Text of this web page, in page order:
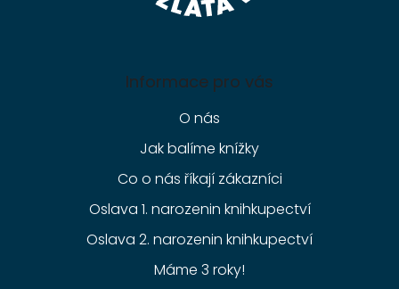
Informace pro vás
O nás
Jak balíme knížky
Co o nás říkají zákazníci
Oslava 1. narozenin knihkupectví
Oslava 2. narozenin knihkupectví
Máme 3 roky!